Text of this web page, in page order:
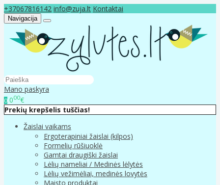
+37067816142 info@zuja.lt Kontaktai
Navigacija
Mano paskyra
0 000€
Prekių krepšelis tuščias!
Žaislai vaikams
Ergoterapiniai žaislai (kilpos)
Formelių rūšiuoklė
Gamtai draugiški žaislai
Lėlių nameliai / Medinės lėlytės
Lėlių vežimėliai, medinės lovytės
Maisto produktai